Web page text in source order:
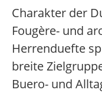
Charakter der
Fougère- und
Herrenduefte
breite
Buero- und